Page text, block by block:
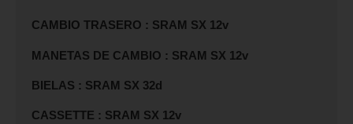
CAMBIO TRASERO : SRAM SX 12v
MANETAS DE CAMBIO : SRAM SX 12v
BIELAS : SRAM SX 32d
CASSETTE : SRAM SX 12v